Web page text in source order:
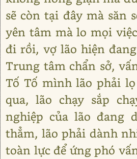
sẽ còn tại đây mà săn
yên tâm mà lo mọi
đi rồi, vợ lão hiện
Trung tâm chẩn sở,
Tố Tố mình lão phải
qua, lão chạy sắp
nghiệp của lão đang
thẳm, lão phải dành
toàn lực để ứng phó